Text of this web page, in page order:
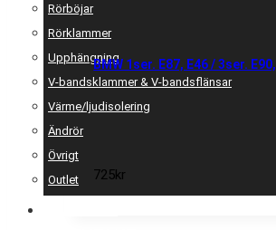
Rörböjar
Rörklammer
Upphängning
V-bandsklammer & V-bandsflänsar
Värme/ljudisolering
Ändrör
Övrigt
Outlet
BMW 1ser. E87, E46 / 3ser.
725kr